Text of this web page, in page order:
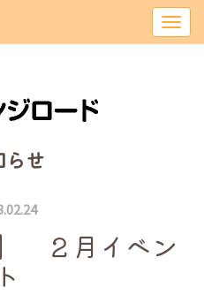
らせ
２月イベン
ト